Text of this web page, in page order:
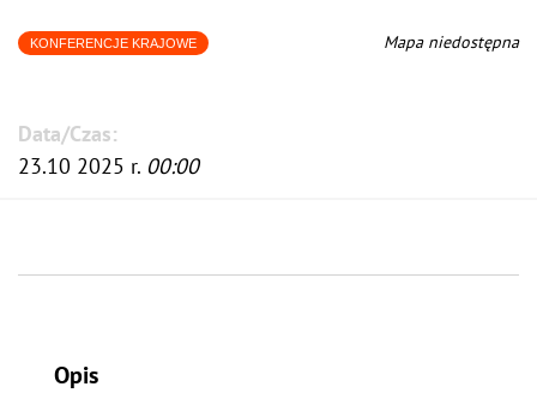
Mapa niedostępna
KONFERENCJE KRAJOWE
Data/Czas:
23.10 2025 r. 00:00
Opis